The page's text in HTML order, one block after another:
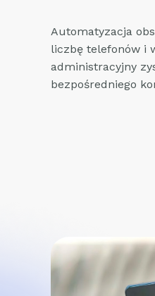
Automatyzacja
liczbę telefonów i
administracyjny
bezpośredniego